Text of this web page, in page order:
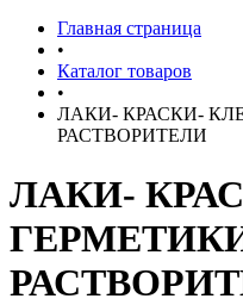
Главная страница
•
Каталог товаров
•
ЛАКИ- КРАСКИ-
РАСТВОРИТЕЛИ
ЛАКИ-